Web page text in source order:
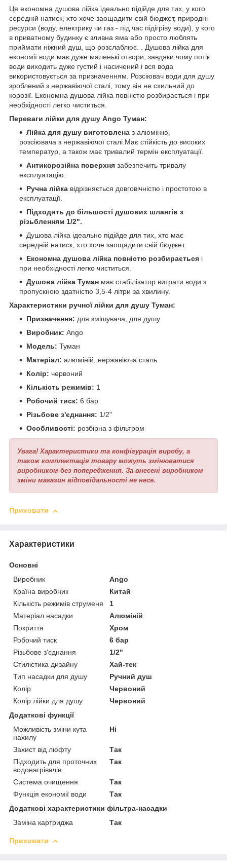
Ця економна душова лійка ідеально підійде для тих, у кого
середній натиск, хто хоче заощадити свій бюджет, природні
ресурси (воду, електрику чи газ - під час підігріву води), у кого
в приватному будинку є зливна яма або просто люблять
приймати ніжний душ, що розслаблює. . Душова лійка для
економії води має дуже маленькі отвори, завдяки чому потік
води виходить дуже густий і насичений і вся вода
використовується за призначенням. Розсіювач води для душу
зроблений з нержавіючої сталі, тому він не схильний до
корозії. Економна душова лійка повністю розбирається і при
необхідності легко чиститься.
Переваги лійки для душу Ango Туман:
Лійка для душу виготовлена з алюмінію,
розсіювача з нержавіючої сталі.Має стійкість до високих
температур, а також має тривалий термін експлуатації.
Антикорозійна поверхня забезпечить тривалу
експлуатацію.
Ручна лійка відрізняється довговічністю і простотою в
експлуатації.
Підходить до більшості душових шлангів з
різьбленням 1/2".
Душова лійка ідеально підійде для тих, хто має
середній натиск, хто хоче заощадити свій бюджет.
Економна душова лійка повністю розбирається і
при необхідності легко чиститься.
Душова лійка Туман має стабілізатор витрати води з
пропускною здатністю 3,5-4 літри за хвилину.
Характеристики ручної лійки для душу Туман:
Призначення: для змішувача, для душу
Виробник: Ango
Модель: Туман
Матеріал: алюміній, нержавіюча сталь
Колір: червоний
Кількість режимів: 1
Робочий тиск: 6 бар
Різьбове з'єднання: 1/2"
Особливості: розбірна з фільтром
Увага! Характеристики та конфігурація виробу, а
також комплектація товару можуть змінюватися
виробником без попередження. За внесені виробником
зміни магазин відповідальності не несе.
Приховати
Характеристики
Основні
Виробник
Ango
Країна виробник
Китай
Кількість режимів струменя
1
Матеріал насадки
Алюміній
Покриття
Хром
Робочий тиск
6 бар
Різьбове з'єднання
1/2"
Стилістика дизайну
Хай-тек
Тип насадки для душу
Ручний душ
Колір
Червоний
Колір лійки для душу
Червоний
Додаткові функції
Можливість зміни кута
нахилу
Ні
Захист від люфту
Так
Підходить для проточних
водонагрівачів
Так
Система очищення
Так
Функція економії води
Так
Додаткові характеристики фільтра-насадки
Заміна картриджа
Так
Приховати